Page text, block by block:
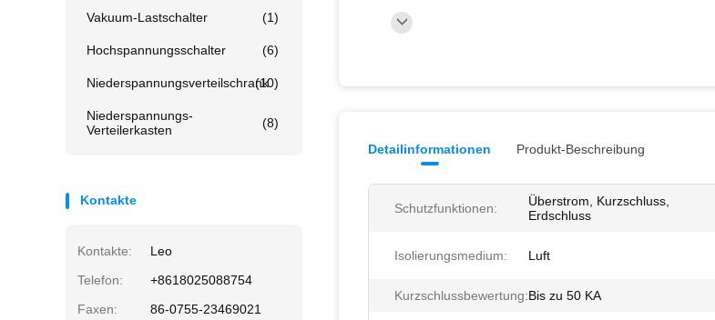
Vakuum-Lastschalter (1)
Hochspannungsschalter (6)
Niederspannungsverteilschrank
(10)
Niederspannungs-
Verteilerkasten
(8)
Kontakte
Kontakte:
Leo
Telefon:
+8618025088754
Faxen:
86-0755-23469021
Detailinformationen Produkt-Beschreibung
Schutzfunktionen:
Überstrom, Kurzschluss,
Erdschluss
Isolierungsmedium: Luft
Kurzschlussbewertung:Bis zu 50 KA